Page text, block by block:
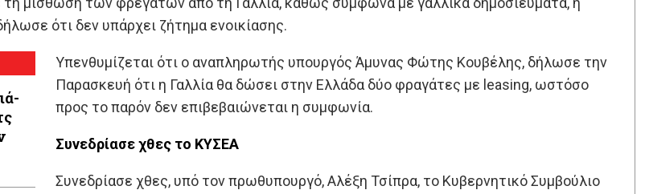
ότι δεν υπάρχει ζήτημα ενοικίασης.
Υπενθυμίζεται ότι ο αναπληρωτής υπουργός Άμυνας Φώτης Κουβέλης, δήλωσε την
Παρασκευή ότι η Γαλλία θα δώσει στην Ελλάδα δύο φραγάτες με leasing, ωστόσο
προς το παρόν δεν επιβεβαιώνεται η συμφωνία.
Συνεδρίασε χθες το ΚΥΣΕΑ
Συνεδρίασε χθες, υπό τον πρωθυπουργό, Αλέξη Τσίπρα, το Κυβερνητικό Συμβούλιο